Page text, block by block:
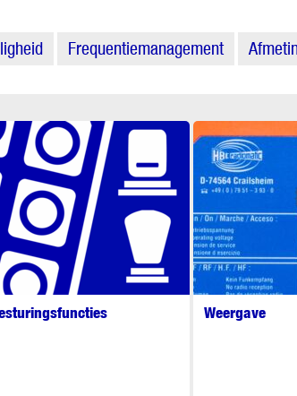
Frequentiemanagement
Weergave